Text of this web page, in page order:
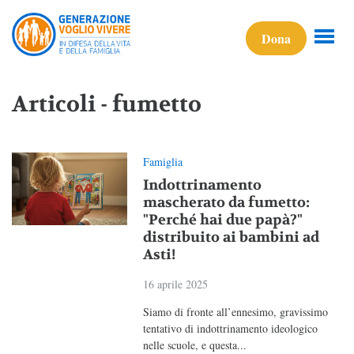
Dona
Articoli - fumetto
Famiglia
Indottrinamento
mascherato da fumetto:
"Perché hai due papà?"
distribuito ai bambini ad
Asti!
16 aprile 2025
Siamo di fronte all’ennesimo, gravissimo
tentativo di indottrinamento ideologico
nelle scuole, e questa...